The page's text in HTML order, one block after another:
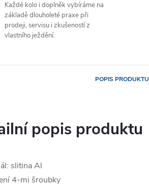
Každé kolo i doplněk vybíráme na
základě dlouholeté praxe při
prodeji, servisu i zkušeností z
vlastního ježdění.
POPIS PRODUKTU
popis produktu
slitina Al
4-mi šroubky